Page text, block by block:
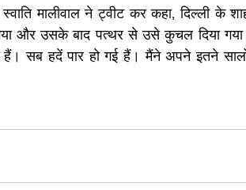
मालीवाल ने ट्वीट कर कहा, दिल्ली के
और उसके बाद पत्थर से उसे कुचल दिया
सब हदें पार हो गई हैं। मैंने अपने इतने